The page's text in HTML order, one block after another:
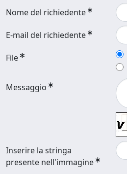
Nome del richiedente
E-mail del richiedente
File
Messaggio
Inserire la stringa
presente nell'immagine